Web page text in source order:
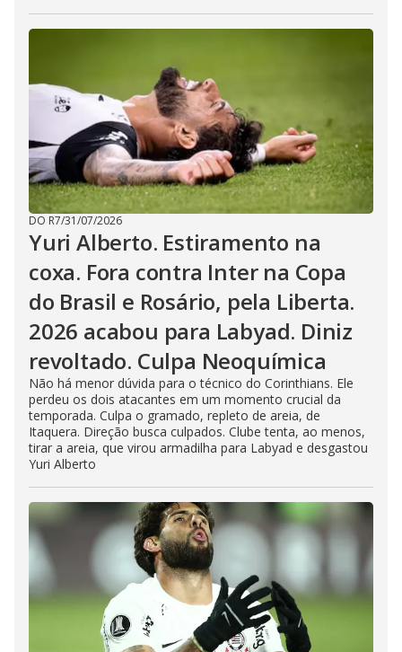
DO R7/31/07/2026
Yuri Alberto. Estiramento na
coxa. Fora contra Inter na Copa
do Brasil e Rosário, pela Liberta.
2026 acabou para Labyad. Diniz
revoltado. Culpa Neoquímica
Não há menor dúvida para o técnico do Corinthians. Ele
perdeu os dois atacantes em um momento crucial da
temporada. Culpa o gramado, repleto de areia, de
Itaquera. Direção busca culpados. Clube tenta, ao menos,
tirar a areia, que virou armadilha para Labyad e desgastou
Yuri Alberto